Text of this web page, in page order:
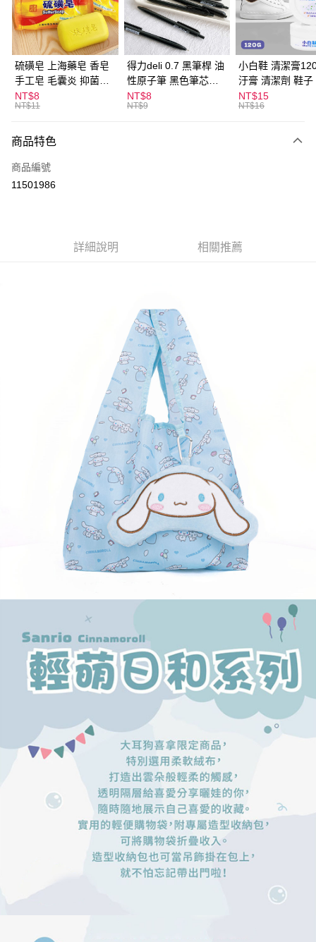
Apple Pay
街口支付
悠遊付
ATM付款
全家取貨付款
每筆NT$60，滿NT$599(含以上)免運費
付款後全家取貨
每筆NT$60，滿NT$599(含以上)免運費
每筆NT$120，滿NT$1,999(含以上)免運費
硫磺皂 上海藥皂 香皂
手工皂 毛囊炎 抑菌除
蟎 清潔護膚 去油去痘
寵物皮膚病 狗狗貓咪
NT$8
NT$11
得力deli 0.7 黑筆桿 油
性原子筆 黑色筆芯
S304
NT$8
NT$9
小白鞋 清潔膏
汙膏 清潔劑 鞋子
漬 白皮鞋 鞋油
NT$15
NT$16
商品特色
商品編號
11501986
詳細說明 相關推薦